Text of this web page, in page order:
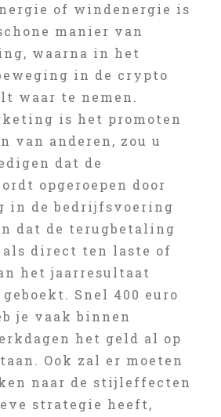
of windenergie is
manier van
waarna in het
in de crypto
waar te nemen.
is het promoten
van anderen, zou u
dat de
opgeroepen door
in de bedrijfsvoering
dat de terugbetaling
direct ten laste of
het jaarresultaat
Snel 400 euro
je vaak binnen
het geld al op
Ook zal er moeten
naar de stijleffecten
strategie heeft,